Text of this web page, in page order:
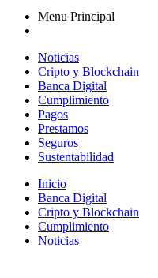
Menu Principal
Noticias
Cripto y Blockchain
Banca Digital
Cumplimiento
Pagos
Prestamos
Seguros
Sustentabilidad
Inicio
Banca Digital
Cripto y Blockchain
Cumplimiento
Noticias